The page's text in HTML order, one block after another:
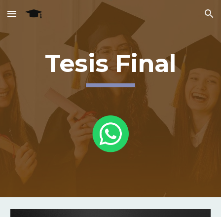
Skip to main content Skip to navigation
Tesis Final